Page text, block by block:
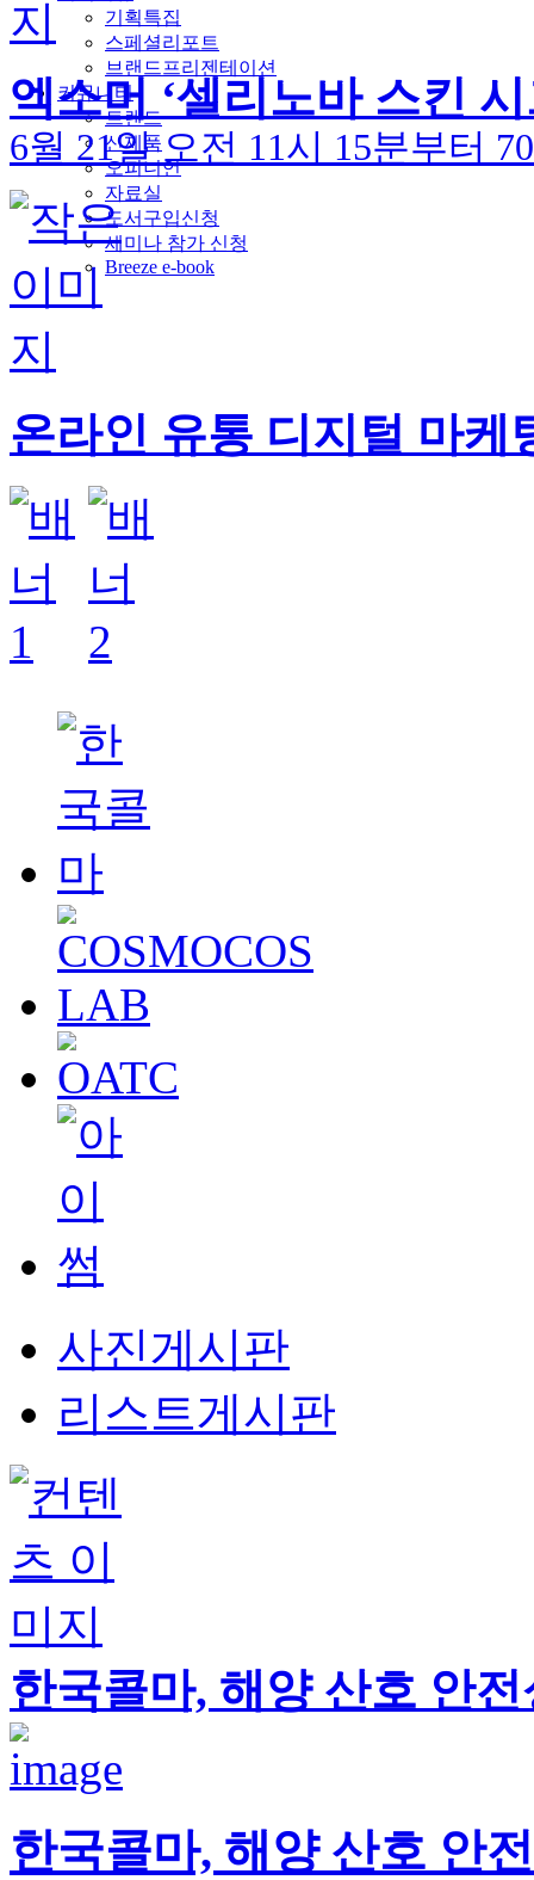
기획특집
스페셜리포트
브랜드프리젠테이션
커뮤니티
트렌드
신제품
오피니언
자료실
도서구입신청
세미나 참가 신청
Breeze e-book
엑소머 ‘셀리노바 스킨
6월 21일 오전 11시 15분부터
온라인 유통 디지털 마케
사진게시판
리스트게시판
한국콜마, 해양 산호 안
한국콜마, 해양 산호 안